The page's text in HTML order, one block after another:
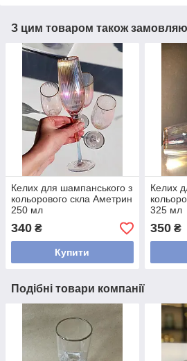
З цим товаром також
Келих для шампанського з
кольорового скла Аметрин
250 мл
340 ₴
Купити
Келих
325 мл
350₴
Подібні товари компанії